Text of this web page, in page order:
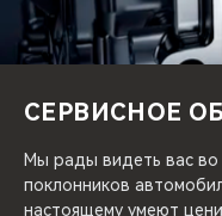
СЕРВИСНОЕ
Мы рады видеть вас во
поклонников
настоящему умеют